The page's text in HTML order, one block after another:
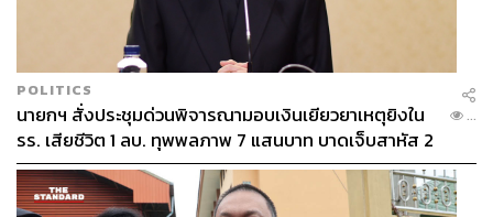
POLITICS
นายกฯ สั่งประชุมด่วนพิจารณามอบเงินเยียวยาเหตุยิงใน
รร. เสียชีวิต 1 ลบ. ทุพพลภาพ 7 แสนบาท บาดเจ็บสาหัส 2
แสนบาท บาดเจ็บเล็กน้อย 1 แสนบาท
...